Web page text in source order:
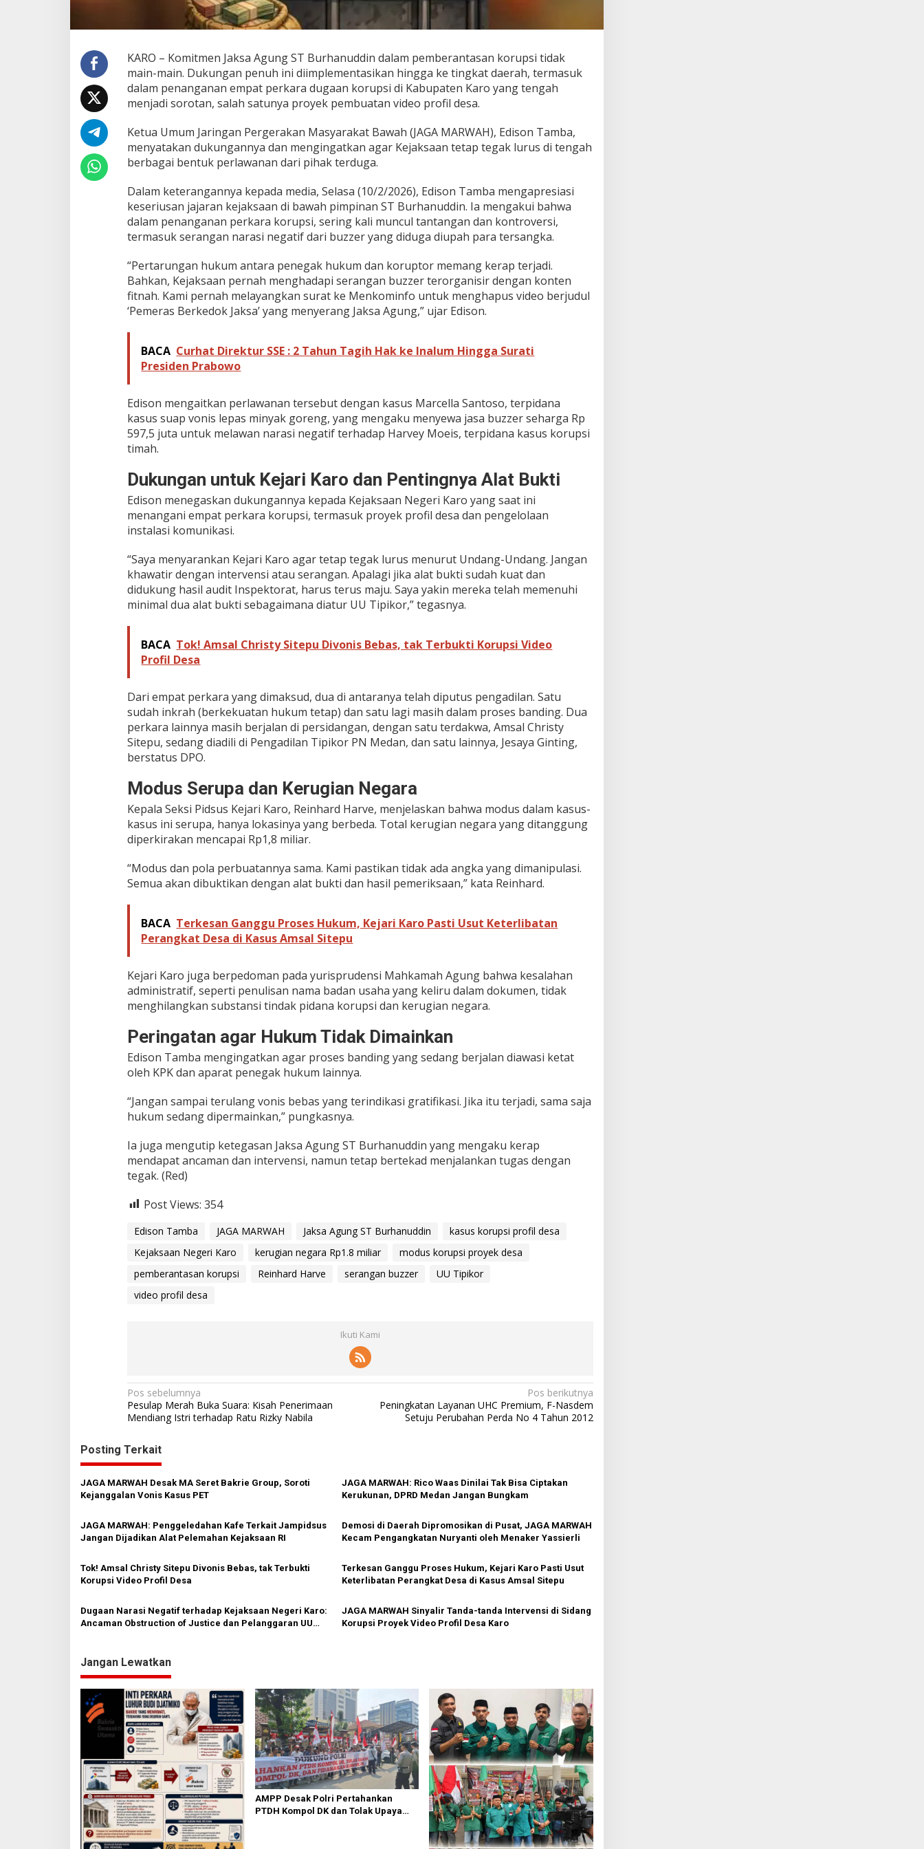
a
K
a
r
o
a
n
g
a
R
a
g
u
T
g
a
k
L
u
s
KARO – Komitmen Jaksa Agung ST Burhanuddin dalam pemberantasan korupsi tidak
main-main. Dukungan penuh ini diimplementasikan hingga ke tingkat daerah, termasuk
dalam penanganan empat perkara dugaan korupsi di Kabupaten Karo yang tengah
menjadi sorotan, salah satunya proyek pembuatan video profil desa.
Ketua Umum Jaringan Pergerakan Masyarakat Bawah (JAGA MARWAH), Edison Tamba,
menyatakan dukungannya dan mengingatkan agar Kejaksaan tetap tegak lurus di tengah
berbagai bentuk perlawanan dari pihak terduga.
Dalam keterangannya kepada media, Selasa (10/2/2026), Edison Tamba mengapresiasi
keseriusan jajaran kejaksaan di bawah pimpinan ST Burhanuddin. Ia mengakui bahwa
dalam penanganan perkara korupsi, sering kali muncul tantangan dan kontroversi,
termasuk serangan narasi negatif dari buzzer yang diduga diupah para tersangka.
“Pertarungan hukum antara penegak hukum dan koruptor memang kerap terjadi.
Bahkan, Kejaksaan pernah menghadapi serangan buzzer terorganisir dengan konten
fitnah. Kami pernah melayangkan surat ke Menkominfo untuk menghapus video berjudul
‘Pemeras Berkedok Jaksa’ yang menyerang Jaksa Agung,” ujar Edison.
BACA Curhat Direktur SSE : 2 Tahun Tagih Hak ke Inalum Hingga Surati
Presiden Prabowo
Edison mengaitkan perlawanan tersebut dengan kasus Marcella Santoso, terpidana
kasus suap vonis lepas minyak goreng, yang mengaku menyewa jasa buzzer seharga Rp
597,5 juta untuk melawan narasi negatif terhadap Harvey Moeis, terpidana kasus korupsi
timah.
Dukungan untuk Kejari Karo dan Pentingnya Alat Bukti
Edison menegaskan dukungannya kepada Kejaksaan Negeri Karo yang saat ini
menangani empat perkara korupsi, termasuk proyek profil desa dan pengelolaan
instalasi komunikasi.
“Saya menyarankan Kejari Karo agar tetap tegak lurus menurut Undang-Undang. Jangan
khawatir dengan intervensi atau serangan. Apalagi jika alat bukti sudah kuat dan
didukung hasil audit Inspektorat, harus terus maju. Saya yakin mereka telah memenuhi
minimal dua alat bukti sebagaimana diatur UU Tipikor,” tegasnya.
BACA Tok! Amsal Christy Sitepu Divonis Bebas, tak Terbukti Korupsi Video
Profil Desa
Dari empat perkara yang dimaksud, dua di antaranya telah diputus pengadilan. Satu
sudah inkrah (berkekuatan hukum tetap) dan satu lagi masih dalam proses banding. Dua
perkara lainnya masih berjalan di persidangan, dengan satu terdakwa, Amsal Christy
Sitepu, sedang diadili di Pengadilan Tipikor PN Medan, dan satu lainnya, Jesaya Ginting,
berstatus DPO.
Modus Serupa dan Kerugian Negara
Kepala Seksi Pidsus Kejari Karo, Reinhard Harve, menjelaskan bahwa modus dalam kasus-
kasus ini serupa, hanya lokasinya yang berbeda. Total kerugian negara yang ditanggung
diperkirakan mencapai Rp1,8 miliar.
“Modus dan pola perbuatannya sama. Kami pastikan tidak ada angka yang dimanipulasi.
Semua akan dibuktikan dengan alat bukti dan hasil pemeriksaan,” kata Reinhard.
BACA Terkesan Ganggu Proses Hukum, Kejari Karo Pasti Usut Keterlibatan
Perangkat Desa di Kasus Amsal Sitepu
Kejari Karo juga berpedoman pada yurisprudensi Mahkamah Agung bahwa kesalahan
administratif, seperti penulisan nama badan usaha yang keliru dalam dokumen, tidak
menghilangkan substansi tindak pidana korupsi dan kerugian negara.
Peringatan agar Hukum Tidak Dimainkan
Edison Tamba mengingatkan agar proses banding yang sedang berjalan diawasi ketat
oleh KPK dan aparat penegak hukum lainnya.
“Jangan sampai terulang vonis bebas yang terindikasi gratifikasi. Jika itu terjadi, sama saja
hukum sedang dipermainkan,” pungkasnya.
Ia juga mengutip ketegasan Jaksa Agung ST Burhanuddin yang mengaku kerap
mendapat ancaman dan intervensi, namun tetap bertekad menjalankan tugas dengan
tegak. (Red)
Post Views: 354
Edison Tamba JAGA MARWAH Jaksa Agung ST Burhanuddin
kasus korupsi profil desa
Kejaksaan Negeri Karo
kerugian negara Rp1.8 miliar
modus korupsi proyek desa
pemberantasan korupsi
Reinhard Harve serangan buzzer
UU Tipikor
video profil desa
Ikuti Kami
N
a
i
a
i
o
s
Pos sebelumnya
Pesulap Merah Buka Suara: Kisah Penerimaan
Mendiang Istri terhadap Ratu Rizky Nabila
Pos berikutnya
Peningkatan Layanan UHC Premium, F-Nasdem
Setuju Perubahan Perda No 4 Tahun 2012
Posting Terkait
JAGA MARWAH Desak MA Seret Bakrie Group, Soroti
Kejanggalan Vonis Kasus PET
JAGA MARWAH: Rico Waas Dinilai Tak Bisa Ciptakan
Kerukunan, DPRD Medan Jangan Bungkam
JAGA MARWAH: Penggeledahan Kafe Terkait Jampidsus
Jangan Dijadikan Alat Pelemahan Kejaksaan RI
Demosi di Daerah Dipromosikan di Pusat, JAGA MARWAH
Kecam Pengangkatan Nuryanti oleh Menaker Yassierli
Tok! Amsal Christy Sitepu Divonis Bebas, tak Terbukti
Korupsi Video Profil Desa
Terkesan Ganggu Proses Hukum, Kejari Karo Pasti Usut
Keterlibatan Perangkat Desa di Kasus Amsal Sitepu
Dugaan Narasi Negatif terhadap Kejaksaan Negeri Karo:
Ancaman Obstruction of Justice dan Pelanggaran UU
JAGA MARWAH Sinyalir Tanda-tanda Intervensi di Sidang
Korupsi Proyek Video Profil Desa Karo
Jangan Lewatkan
AMPP Desak Polri Pertahankan
PTDH Kompol DK dan Tolak Upaya